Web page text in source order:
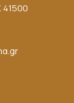
41500